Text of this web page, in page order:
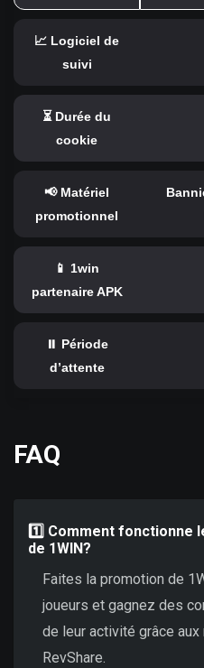
📈 Logiciel de
suivi
⏳ Durée du
cookie
📢 Matériel
promotionnel
📱 1win
partenaire APK
⏸️ Période
d’attente
FAQ
1️⃣ Comment fonctionne
de 1WIN?
Faites la promotion de
joueurs et gagnez des
de leur activité grâce aux
RevShare.